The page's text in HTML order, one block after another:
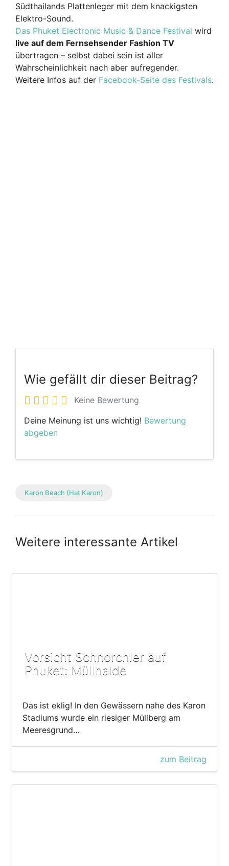
Südthailands Plattenleger mit dem knackigsten
Elektro-Sound.
Das Phuket Electronic Music & Dance Festival wird
live auf dem Fernsehsender Fashion TV
übertragen – selbst dabei sein ist aller
Wahrscheinlichkeit nach aber aufregender.
Weitere Infos auf der Facebook-Seite des Festivals.
Wie gefällt dir dieser Beitrag?
Keine Bewertung
Deine Meinung ist uns wichtig! Bewertung
abgeben
Karon Beach (Hat Karon)
Weitere interessante Artikel
Vorsicht Schnorchler auf
Phuket: Müllhalde
Das ist eklig! In den Gewässern nahe des Karon
Stadiums wurde ein riesiger Müllberg am
Meeresgrund…
zum Beitrag